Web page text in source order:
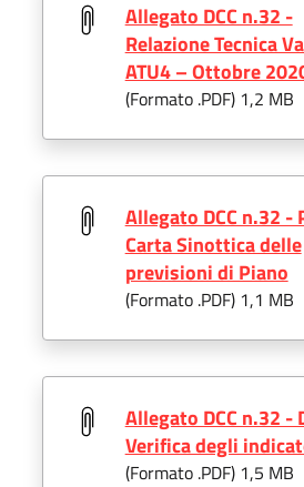
Allegato DCC n.32 -
Relazione Tecnica
ATU4 – Ottobre
(Formato .PDF) 1,2 MB
Allegato DCC n.32 -
Carta Sinottica delle
previsioni di Piano
(Formato .PDF) 1,1 MB
Allegato DCC n.32 -
Verifica degli
(Formato .PDF) 1,5 MB